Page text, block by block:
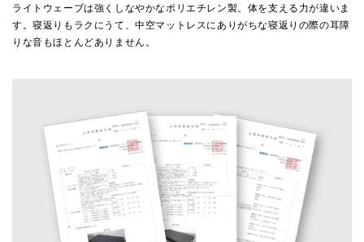
ライトウェーブは強くしなやかなポリエチレン製。体を支える力が違いま
す。寝返りもラクにうて、中空マットレスにありがちな寝返りの際の耳障
りな音もほとんどありません。